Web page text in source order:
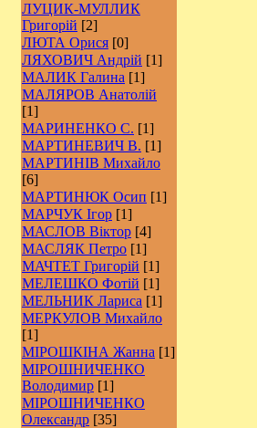
ЛУЦИК-МУЛЛИК
Григорій [2]
ЛЮТА Орися [0]
ЛЯХОВИЧ Андрій [1]
МАЛИК Галина [1]
МАЛЯРОВ Анатолій
[1]
МАРИНЕНКО С. [1]
МАРТИНЕВИЧ В. [1]
МАРТИНІВ Михайло
[6]
МАРТИНЮК Осип [1]
МАРЧУК Ігор [1]
МАСЛОВ Віктор [4]
МАСЛЯК Петро [1]
МАЧТЕТ Григорій [1]
МЕЛЕШКО Фотій [1]
МЕЛЬНИК Лариса [1]
МЕРКУЛОВ Михайло
[1]
МІРОШКІНА Жанна [1]
МІРОШНИЧЕНКО
Володимир [1]
МІРОШНИЧЕНКО
Олександр [35]